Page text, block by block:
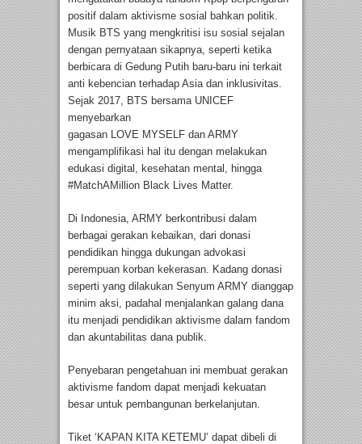
positif dalam aktivisme sosial bahkan politik.
Musik BTS yang mengkritisi isu sosial sejalan
dengan pernyataan sikapnya, seperti ketika
berbicara di Gedung Putih baru-baru ini terkait
anti kebencian terhadap Asia dan inklusivitas.
Sejak 2017, BTS bersama UNICEF
menyebarkan
gagasan LOVE MYSELF dan ARMY
mengamplifikasi hal itu dengan melakukan
edukasi digital, kesehatan mental, hingga
#MatchAMillion Black Lives Matter.
Di Indonesia, ARMY berkontribusi dalam
berbagai gerakan kebaikan, dari donasi
pendidikan hingga dukungan advokasi
perempuan korban kekerasan. Kadang donasi
seperti yang dilakukan Senyum ARMY dianggap
minim aksi, padahal menjalankan galang dana
itu menjadi pendidikan aktivisme dalam fandom
dan akuntabilitas dana publik.
Penyebaran pengetahuan ini membuat gerakan
aktivisme fandom dapat menjadi kekuatan
besar untuk pembangunan berkelanjutan.
Tiket ‘KAPAN KITA KETEMU’ dapat dibeli di